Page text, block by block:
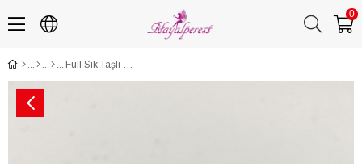
0
Full Sık Taşlı Kubbe Tesbih İmamesi